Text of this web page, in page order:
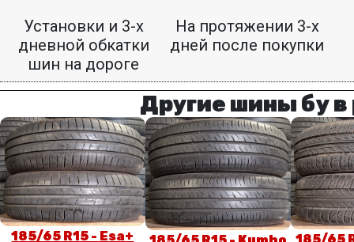
Установки и 3-х
дневной обкатки
шин на дороге
На протяжении 3-х
дней после покупки
Другие шины бу в
185/65 R15 - Esa+